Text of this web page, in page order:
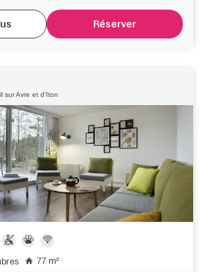
Réserver
sur Avre et d'Iton
77 m²